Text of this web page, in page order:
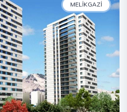
MELIKGAZI